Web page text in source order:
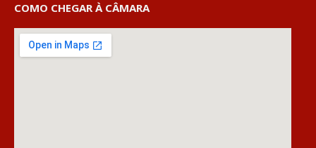
COMO CHEGAR À CÂMARA